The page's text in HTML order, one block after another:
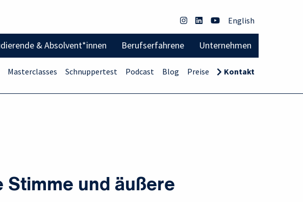
English
& Absolvent*innen Berufserfahrene Unternehmen
Masterclasses Schnuppertest Podcast Blog Preise Kontakt
und äußere